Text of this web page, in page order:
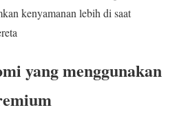
kenyamanan lebih di saat
yang menggunakan